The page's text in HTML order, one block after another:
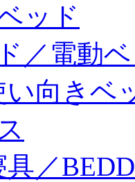
ッド
／電動
い向きベ
／